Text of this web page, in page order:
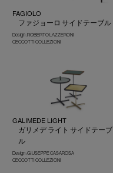
FAGIOLO
ファジョーロ サイドテーブル
Design : ROBERTO LAZZERONI
CECCOTTI COLLEZIONI
GALIMEDE LIGHT
ガリメデ ライト サイドテーブ
ル
Design : GIUSEPPE CASAROSA
CECCOTTI COLLEZIONI